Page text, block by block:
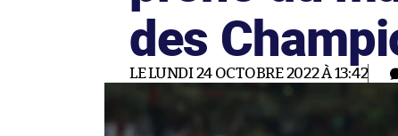
des
LE LUNDI 24 OCTOBRE 2022 À 13:42